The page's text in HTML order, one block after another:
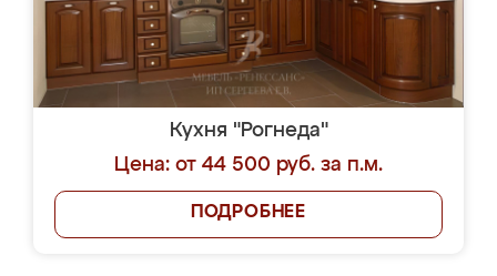
Кухня "Рогнеда"
Цена: от 44 500 руб. за п.м.
ПОДРОБНЕЕ